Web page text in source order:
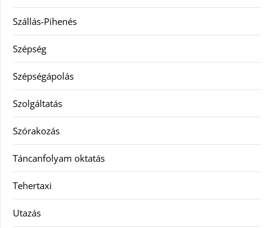
Szállás-Pihenés
Szépség
Szépségápolás
Szolgáltatás
Szórakozás
Táncanfolyam oktatás
Tehertaxi
Utazás